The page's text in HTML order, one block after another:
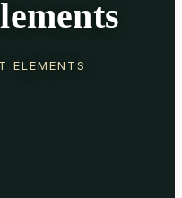
ELEMENTS